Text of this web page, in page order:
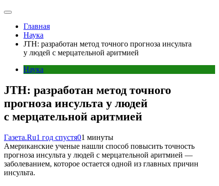
Главная
Наука
JTH: разработан метод точного прогноза инсульта
у людей с мерцательной аритмией
Наука
JTH: разработан метод точного
прогноза инсульта у людей
с мерцательной аритмией
Газета.Ru1 год спустя01 минуты
Американские ученые нашли способ повысить точность
прогноза инсульта у людей с мерцательной аритмией —
заболеванием, которое остается одной из главных причин
инсульта.